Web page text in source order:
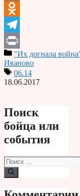
VK
Odnoklassniki
Telegram
Print"Их догнала
Иваново
06.14
18.06.2017
Поиск
бойца или
события
Поиск: